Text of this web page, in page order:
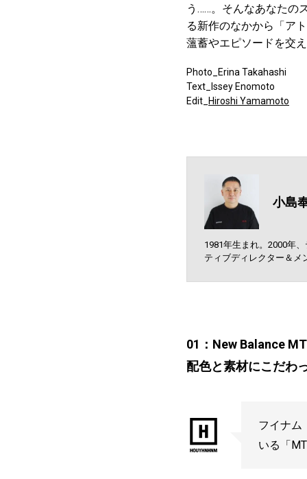
う……。そんなあなたの
る新作のなかから「ア
薀蓄やエピソードを交
Photo_Erina Takahashi
Text_Issey Enomoto
Edit_
Hiroshi Yamamoto
小島
1981年生まれ。2000年
ティブディレクター＆メ
01：New Balance
配色と素材にこだわ
フイナム
いる「